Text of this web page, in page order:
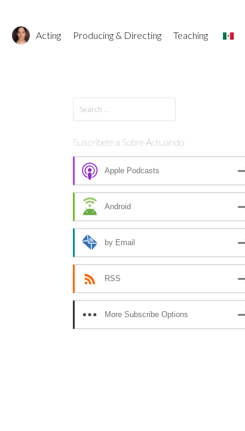
Acting Producing & Directing Teaching
Suscríbete a Sobre Actuando
Apple Podcasts
Android
by Email
RSS
More Subscribe Options